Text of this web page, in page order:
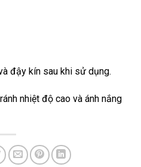
đậy kín sau khi sử dụng.
nhiệt độ cao và ánh nắng